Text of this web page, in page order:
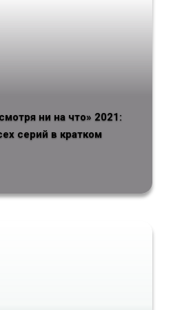
ни на что» 2021:
серий в кратком